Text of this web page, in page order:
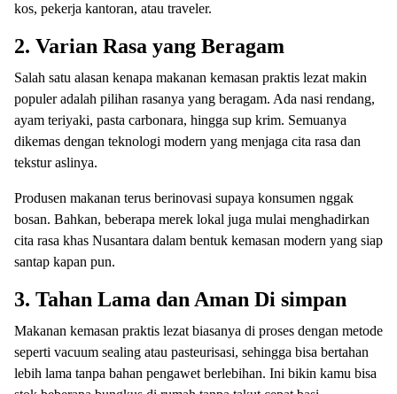
kos, pekerja kantoran, atau traveler.
2. Varian Rasa yang Beragam
Salah satu alasan kenapa makanan kemasan praktis lezat makin
populer adalah pilihan rasanya yang beragam. Ada nasi rendang,
ayam teriyaki, pasta carbonara, hingga sup krim. Semuanya
dikemas dengan teknologi modern yang menjaga cita rasa dan
tekstur aslinya.
Produsen makanan terus berinovasi supaya konsumen nggak
bosan. Bahkan, beberapa merek lokal juga mulai menghadirkan
cita rasa khas Nusantara dalam bentuk kemasan modern yang siap
santap kapan pun.
3. Tahan Lama dan Aman Di simpan
Makanan kemasan praktis lezat biasanya di proses dengan metode
seperti vacuum sealing atau pasteurisasi, sehingga bisa bertahan
lebih lama tanpa bahan pengawet berlebihan. Ini bikin kamu bisa